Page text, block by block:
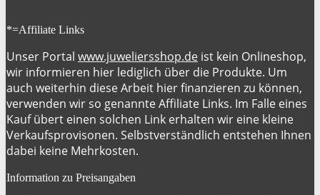
*=Affiliate Links
Unser Portal www.juweliersshop.de ist kein Onlineshop,
wir informieren hier lediglich über die Produkte. Um
auch weiterhin diese Arbeit hier finanzieren zu können,
verwenden wir so genannte Affiliate Links. Im Falle eines
Kauf übert einen solchen Link erhalten wir eine kleine
Verkaufsprovisonen. Selbstverständlich entstehen Ihnen
dabei keine Mehrkosten.
Information zu Preisangaben